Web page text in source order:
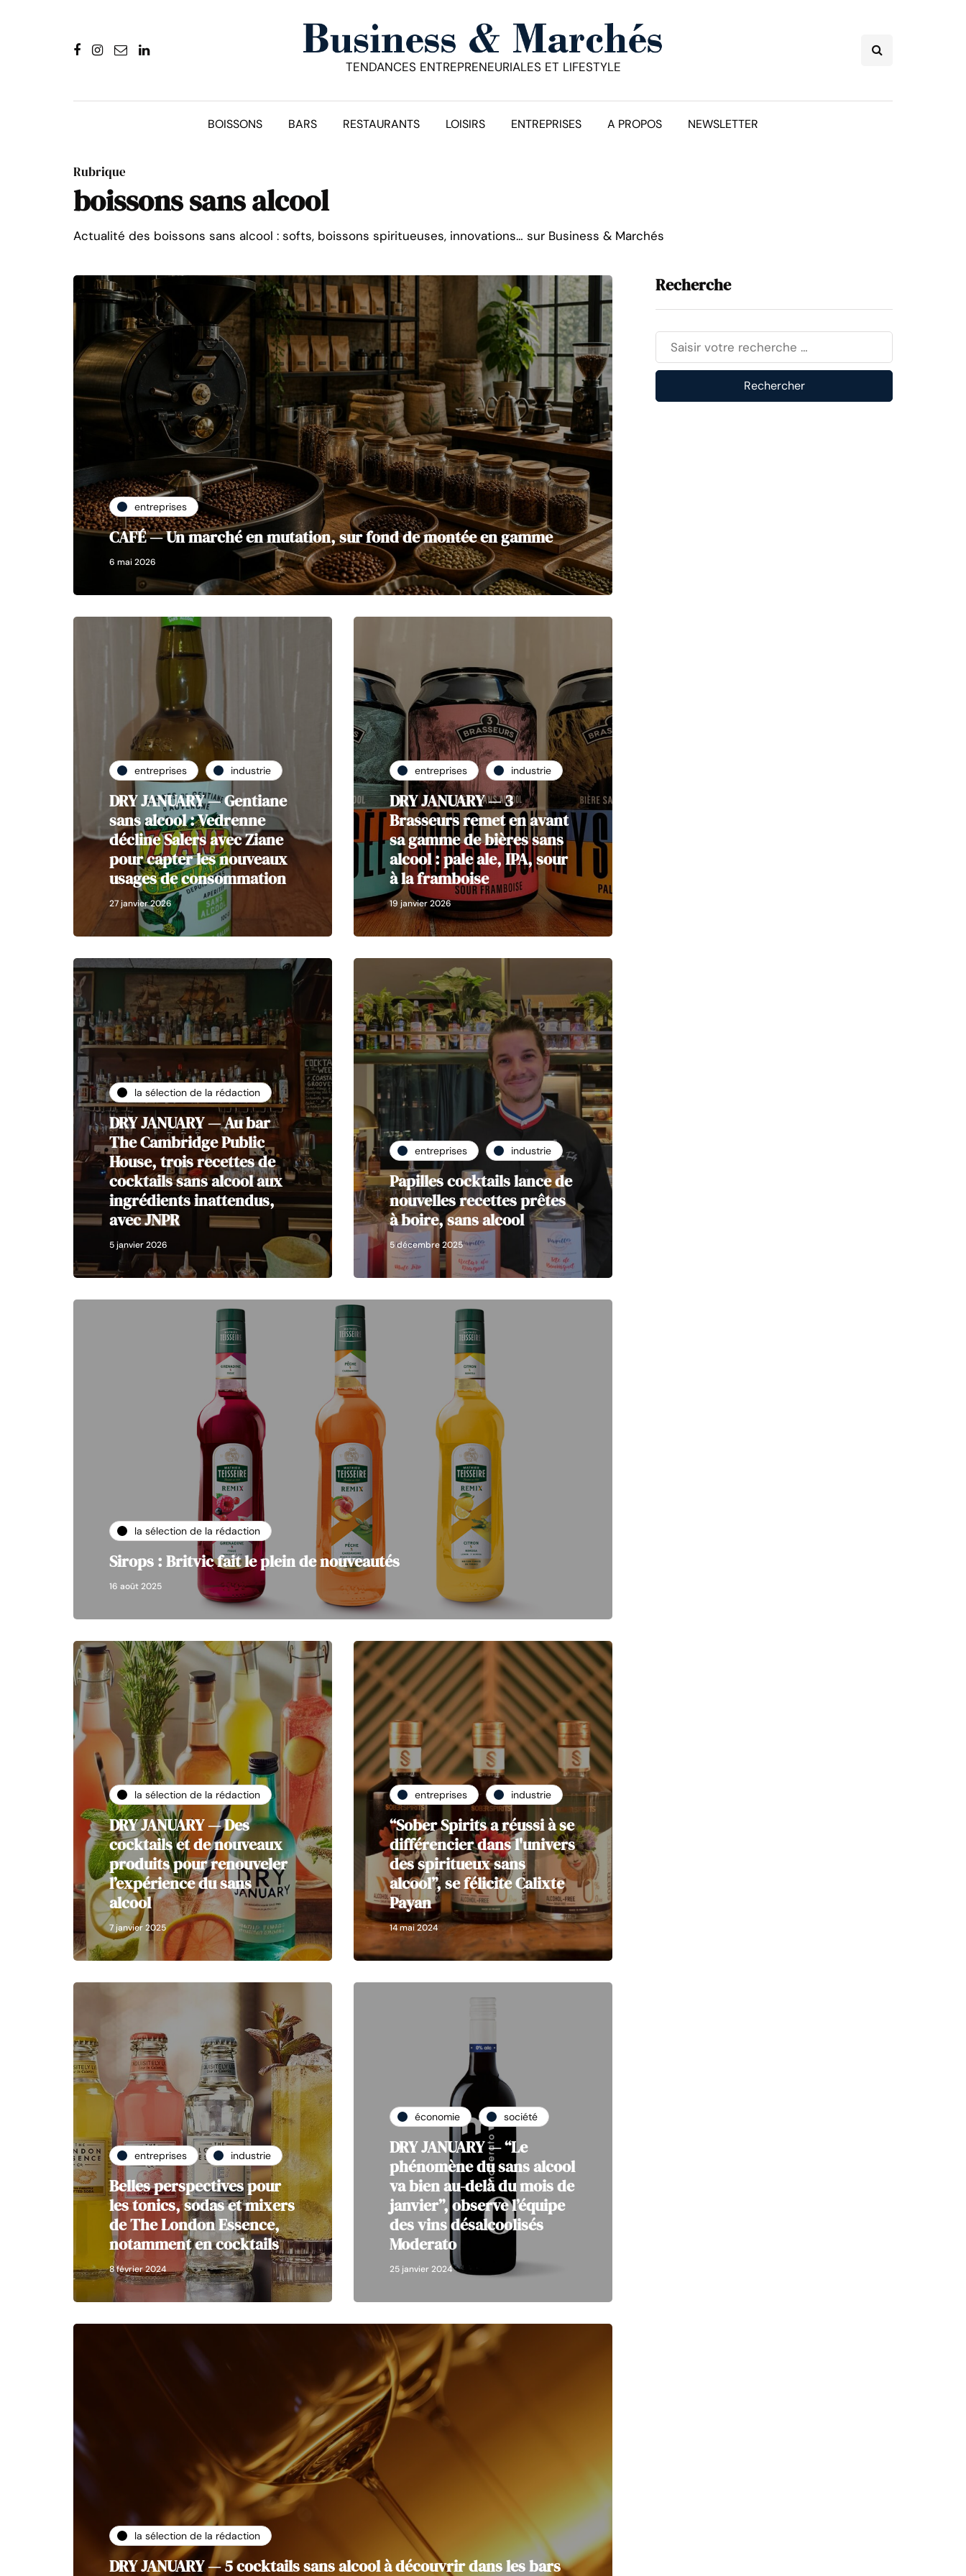
TENDANCES ENTREPRENEURIALES ET LIFESTYLE
BOISSONS BARS RESTAURANTS LOISIRS ENTREPRISES A PROPOS NEWSLETTER
Rubrique
boissons sans alcool
Actualité des boissons sans alcool : softs, boissons spiritueuses, innovations… sur Business & Marchés
entreprises
CAFÉ — Un marché en mutation, sur fond de montée en gamme
6 mai 2026
entreprises industrie
DRY JANUARY — Gentiane
sans alcool : Vedrenne
décline Salers avec Ziane
pour capter les nouveaux
usages de consommation
27 janvier 2026
entreprises industrie
DRY JANUARY — 3
Brasseurs remet en avant
sa gamme de bières sans
alcool : pale ale, IPA, sour
à la framboise
19 janvier 2026
la sélection de la rédaction
DRY JANUARY — Au bar
The Cambridge Public
House, trois recettes de
cocktails sans alcool aux
ingrédients inattendus,
avec JNPR
5 janvier 2026
entreprises industrie
Papilles cocktails lance de
nouvelles recettes prêtes
à boire, sans alcool
5 décembre 2025
la sélection de la rédaction
Sirops : Britvic fait le plein de nouveautés
16 août 2025
la sélection de la rédaction
DRY JANUARY — Des
cocktails et de nouveaux
produits pour renouveler
l’expérience du sans
alcool
7 janvier 2025
entreprises industrie
“Sober Spirits a réussi à se
différencier dans l'univers
des spiritueux sans
alcool”, se félicite Calixte
Payan
14 mai 2024
entreprises industrie
Belles perspectives pour
les tonics, sodas et mixers
de The London Essence,
notamment en cocktails
8 février 2024
économie société
DRY JANUARY — “Le
phénomène du sans alcool
va bien au-delà du mois de
janvier”, observe l’équipe
des vins désalcoolisés
Moderato
25 janvier 2024
la sélection de la rédaction
DRY JANUARY — 5 cocktails sans alcool à découvrir dans les bars
Recherche